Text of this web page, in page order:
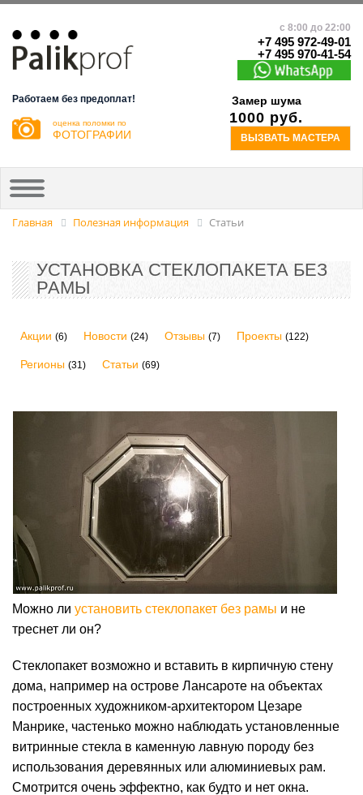
с 8:00 до 22:00
+7 495 972-49-01
+7 495 970-41-54
Работаем без предоплат!
оценка поломки по
ФОТОГРАФИИ
Замер шума
1000 руб.
ВЫЗВАТЬ МАСТЕРА
Главная Полезная информация Статьи
УСТАНОВКА СТЕКЛОПАКЕТА БЕЗ
РАМЫ
Акции (6) Новости (24) Отзывы (7) Проекты (122)
Регионы (31) Статьи (69)
Можно ли установить стеклопакет без рамы и не
треснет ли он?
Стеклопакет возможно и вставить в кирпичную стену
дома, например на острове Лансароте на объектах
построенных художником-архитектором Цезаре
Манрике, частенько можно наблюдать установленные
витринные стекла в каменную лавную породу без
использования деревянных или алюминиевых рам.
Смотрится очень эффектно, как будто и нет окна.